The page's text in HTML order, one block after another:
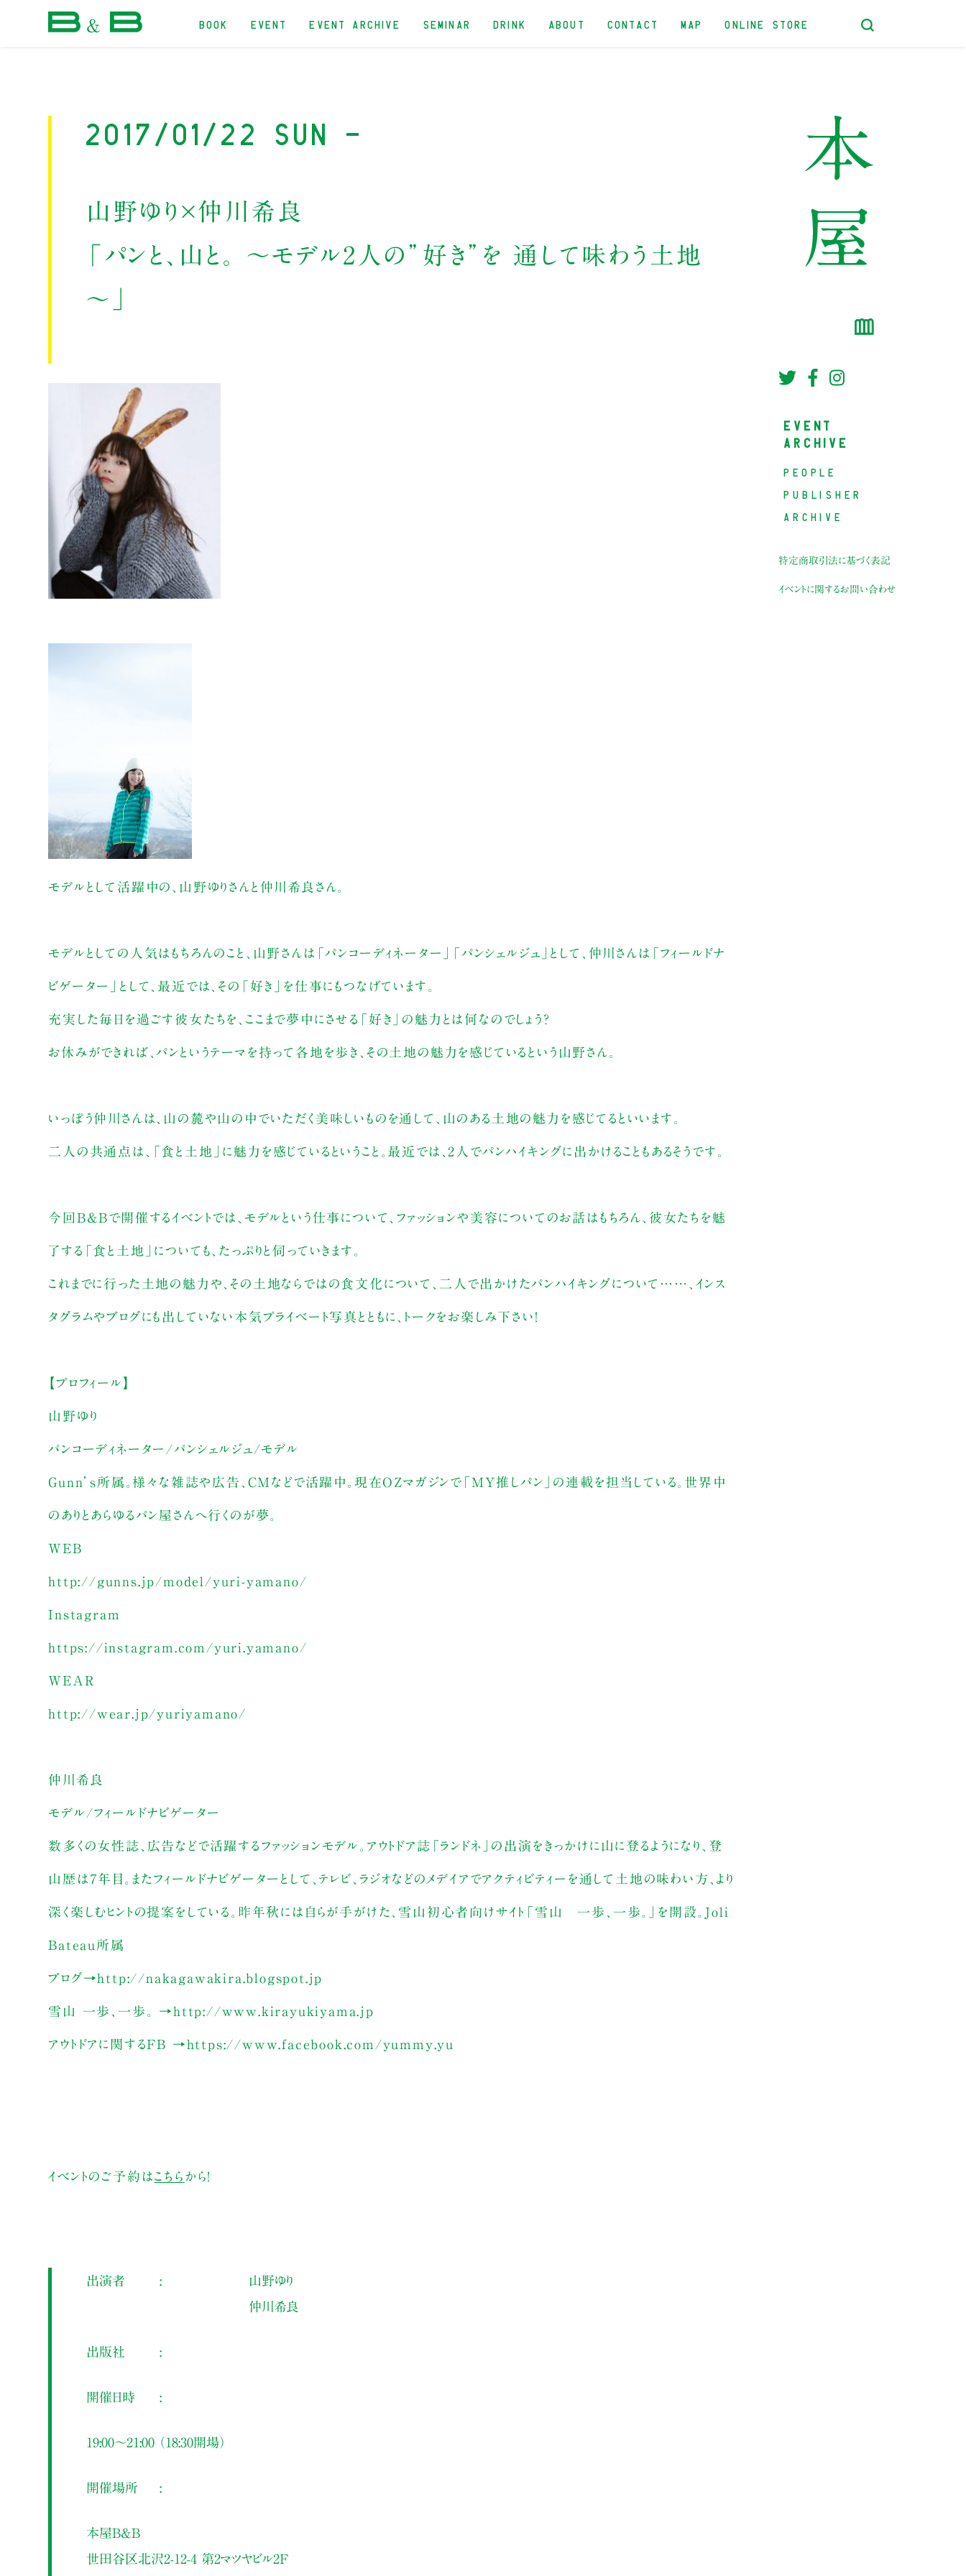
BOOK EVENT EVENT ARCHIVE SEMINAR DRINK ABOUT CONTACT MAP ONLINE STORE
2017/01/22 Sun -
山野ゆり×仲川希良
「パンと、山と。 ～モデル2人の”好き”を 通して味わう土地
～」
モデルとして活躍中の、山野ゆりさんと仲川希良さん。
モデルとしての人気はもちろんのこと、山野さんは「パンコーディネーター」「パンシェルジュ」として、仲川さんは「フィールドナ
ビゲーター」として、最近では、その「好き」を仕事にもつなげています。
充実した毎日を過ごす彼女たちを、ここまで夢中にさせる「好き」の魅力とは何なのでしょう？
お休みができれば、パンというテーマを持って各地を歩き、その土地の魅力を感じているという山野さん。
いっぽう仲川さんは、山の麓や山の中でいただく美味しいものを通して、山のある土地の魅力を感じてるといいます。
二人の共通点は、「食と土地」に魅力を感じているということ。最近では、2人でパンハイキングに出かけることもあるそうです。
今回B&Bで開催するイベントでは、モデルという仕事について、ファッションや美容についてのお話はもちろん、彼女たちを魅
了する「食と土地」についても、たっぷりと伺っていきます。
これまでに行った土地の魅力や、その土地ならではの食文化について、二人で出かけたパンハイキングについて……、インス
タグラムやブログにも出していない本気プライベート写真とともに、トークをお楽しみ下さい！
【プロフィール】
山野ゆり
パンコーディネーター/パンシェルジュ/モデル
Gunn’s所属。様々な雑誌や広告、CMなどで活躍中。現在OZマガジンで「MY推しパン」の連載を担当している。世界中
のありとあらゆるパン屋さんへ行くのが夢。
WEB
http://gunns.jp/model/yuri-yamano/
Instagram
https://instagram.com/yuri.yamano/
WEAR
http://wear.jp/yuriyamano/
仲川希良
モデル/フィールドナビゲーター
数多くの女性誌、広告などで活躍するファッションモデル。アウトドア誌「ランドネ」の出演をきっかけに山に登るようになり、登
山歴は７年目。またフィールドナビゲーターとして、テレビ、ラジオなどのメデイアでアクティビティーを通して土地の味わい方、より
深く楽しむヒントの提案をしている。昨年秋には自らが手がけた、雪山初心者向けサイト「雪山 一歩、一歩。」を開設。Joli
Bateau所属
ブログ→http://nakagawakira.blogspot.jp
雪山 一歩、一歩。 →http://www.kirayukiyama.jp
アウトドアに関するFB →https://www.facebook.com/yummy.yu
イベントのご予約はこちら から！
出演者
山野ゆり
仲川希良
出版社
開催日時
19:00～21:00 （18:30開場）
開催場所
本屋B&B
世田谷区北沢2-12-4 第2マツヤビル2F
EVENT
ARCHIVE
PEOPLE
PUBLISHER
ARCHIVE
特定商取引法に基づく表記
イベントに関するお問い合わせ